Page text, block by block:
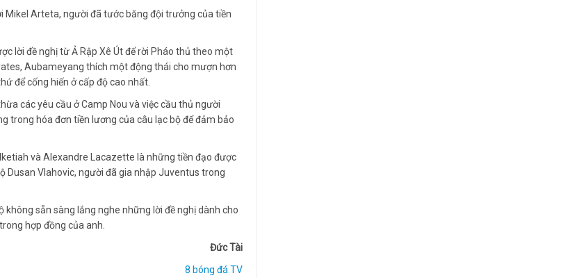
Mikel Arteta, người đã tước băng đội trưởng của tiền
lời đề nghị từ Ả Rập Xê Út để rời Pháo thủ theo một
Aubameyang thích một động thái cho mượn hơn
để cống hiến ở cấp độ cao nhất.
các yêu cầu ở Camp Nou và việc cầu thủ người
trong hóa đơn tiền lương của câu lạc bộ để đảm bảo
và Alexandre Lacazette là những tiền đạo được
Dusan Vlahovic, người đã gia nhập Juventus trong
sẵn sàng lắng nghe những lời đề nghị dành cho
hợp đồng của anh.
Đức Tài
8 bóng đá TV